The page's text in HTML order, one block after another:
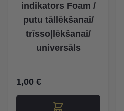
indikators Foam /
putu tāllēkšanai/
trīssoļlēkšanai/
universāls
1,00 €